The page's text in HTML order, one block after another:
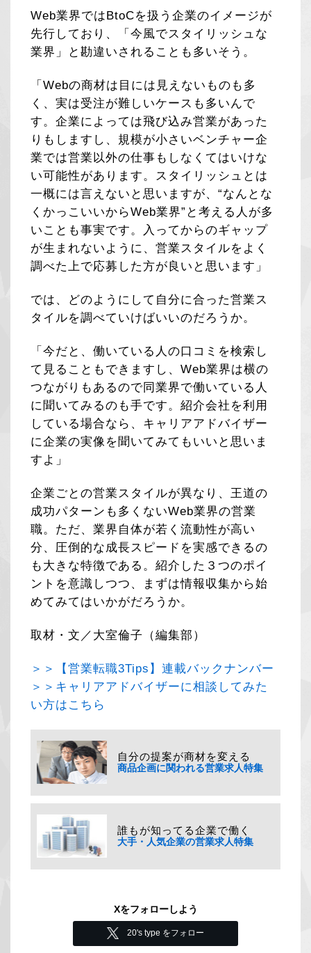
Web業界ではBtoCを扱う企業のイメージが
先行しており、「今風でスタイリッシュな
業界」と勘違いされることも多いそう。
「Webの商材は目には見えないものも多
く、実は受注が難しいケースも多いんで
す。企業によっては飛び込み営業があった
りもしますし、規模が小さいベンチャー企
業では営業以外の仕事もしなくてはいけな
い可能性があります。スタイリッシュとは
一概には言えないと思いますが、“なんとな
くかっこいいからWeb業界”と考える人が多
いことも事実です。入ってからのギャップ
が生まれないように、営業スタイルをよく
調べた上で応募した方が良いと思います」
では、どのようにして自分に合った営業ス
タイルを調べていけばいいのだろうか。
「今だと、働いている人の口コミを検索し
て見ることもできますし、Web業界は横の
つながりもあるので同業界で働いている人
に聞いてみるのも手です。紹介会社を利用
している場合なら、キャリアアドバイザー
に企業の実像を聞いてみてもいいと思いま
すよ」
企業ごとの営業スタイルが異なり、王道の
成功パターンも多くないWeb業界の営業
職。ただ、業界自体が若く流動性が高い
分、圧倒的な成長スピードを実感できるの
も大きな特徴である。紹介した３つのポイ
ントを意識しつつ、まずは情報収集から始
めてみてはいかがだろうか。
取材・文／大室倫子（編集部）
＞＞【営業転職3Tips】連載バックナンバー
＞＞キャリアアドバイザーに相談してみた
い方はこちら
自分の提案が商材を変える
商品企画に関われる営業求人特集
誰もが知ってる企業で働く
大手・人気企業の営業求人特集
Xをフォローしよう
20's type をフォロー